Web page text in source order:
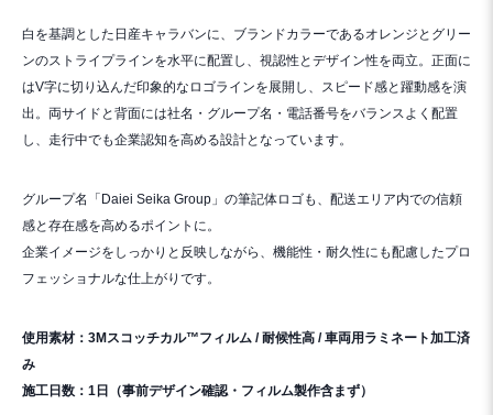
白を基調とした日産キャラバンに、ブランドカラーであるオレンジとグリー
ンのストライプラインを水平に配置し、視認性とデザイン性を両立。正面に
はV字に切り込んだ印象的なロゴラインを展開し、スピード感と躍動感を演
出。両サイドと背面には社名・グループ名・電話番号をバランスよく配置
し、走行中でも企業認知を高める設計となっています。
グループ名「Daiei Seika Group」の筆記体ロゴも、配送エリア内での信頼
感と存在感を高めるポイントに。
企業イメージをしっかりと反映しながら、機能性・耐久性にも配慮したプロ
フェッショナルな仕上がりです。
使用素材：3Mスコッチカル™フィルム / 耐候性高 / 車両用ラミネート加工済
み
施工日数：1日（事前デザイン確認・フィルム製作含まず）